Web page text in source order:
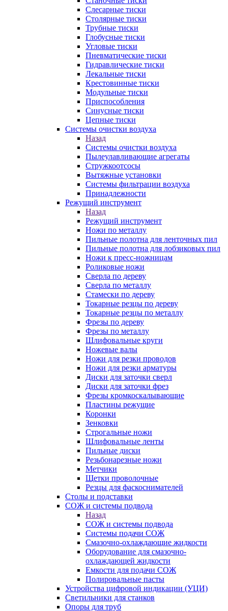
Слесарные тиски
Столярные тиски
Трубные тиски
Глобусные тиски
Угловые тиски
Пневматические тиски
Гидравлические тиски
Лекальные тиски
Крестовинные тиски
Модульные тиски
Приспособления
Синусные тиски
Цепные тиски
Системы очистки воздуха
Назад
Системы очистки воздуха
Пылеулавливающие агрегаты
Стружкоотсосы
Вытяжные установки
Системы фильтрации воздуха
Принадлежности
Режущий инструмент
Назад
Режущий инструмент
Ножи по металлу
Пильные полотна для ленточных пил
Пильные полотна для лобзиковых пил
Ножи к пресс-ножницам
Роликовые ножи
Сверла по дереву
Сверла по металлу
Стамески по дереву
Токарные резцы по дереву
Токарные резцы по металлу
Фрезы по дереву
Фрезы по металлу
Шлифовальные круги
Ножевые валы
Ножи для резки проводов
Ножи для резки арматуры
Диски для заточки сверл
Диски для заточки фрез
Фрезы кромкоскалывающие
Пластины режущие
Коронки
Зенковки
Строгальные ножи
Шлифовальные ленты
Пильные диски
Резьбонарезные ножи
Метчики
Щетки проволочные
Резцы для фаскоснимателей
Столы и подставки
СОЖ и системы подвода
Назад
СОЖ и системы подвода
Системы подачи СОЖ
Смазочно-охлаждающие жидкости
Оборудование для смазочно-
охлаждающей жидкости
Емкости для подачи СОЖ
Полировальные пасты
Устройства цифровой индикации (УЦИ)
Светильники для станков
Опоры для труб